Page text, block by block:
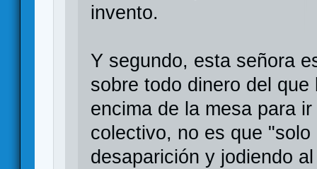
invento.
Y segundo, esta señora
sobre todo dinero del
encima de la mesa para
colectivo, no es que
desaparición y jodiendo